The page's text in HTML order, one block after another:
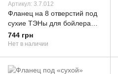
Артикул: 3.7.012
Фланец на 8 отверстий под
сухие ТЭНы для бойлера
Artі диаметр 122
744 грн
Нет в наличии